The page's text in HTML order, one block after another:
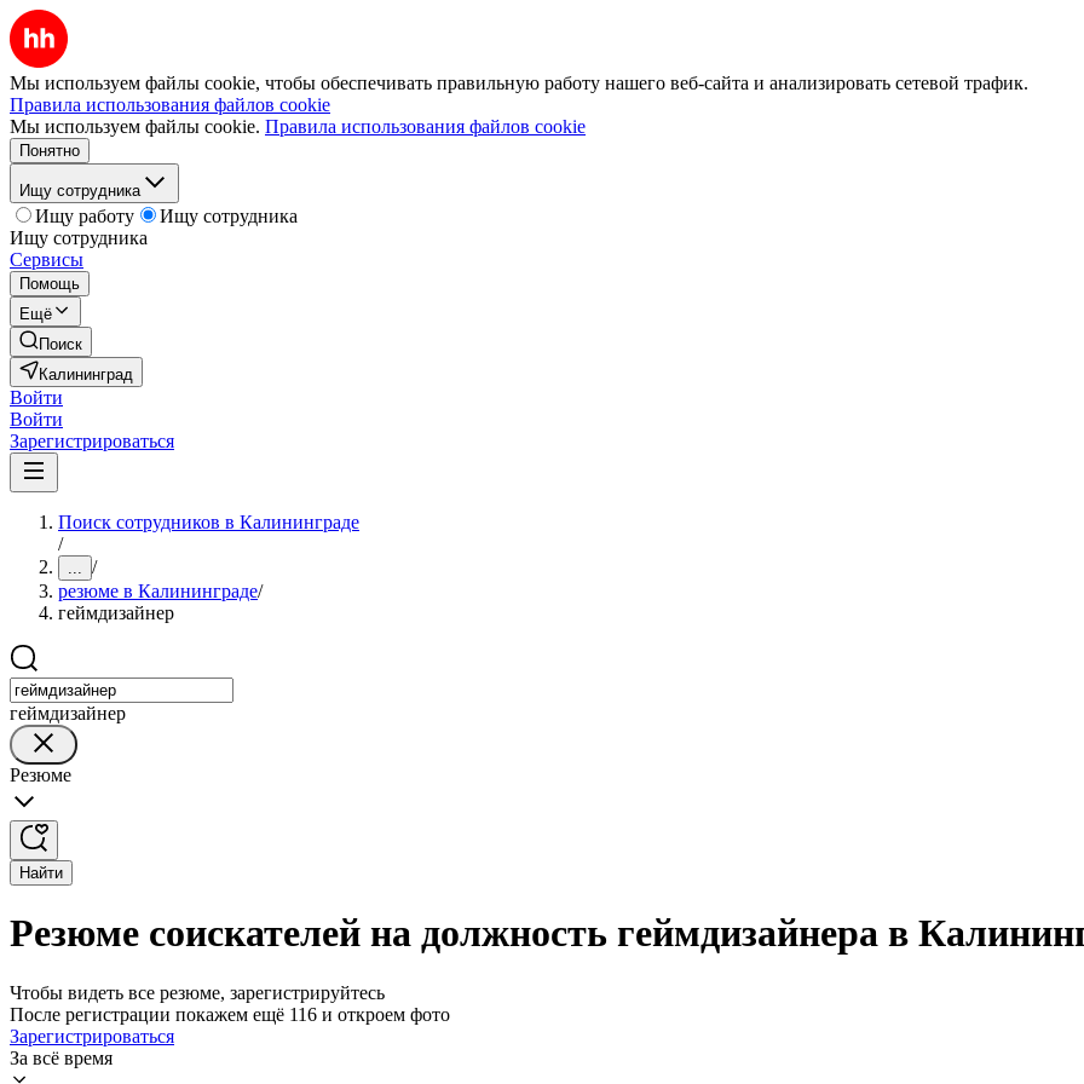
Мы используем файлы cookie, чтобы обеспечивать правильную работу нашего веб-сайта и анализировать сетевой трафик.
Правила использования файлов cookie
Мы используем файлы cookie. Правила использования файлов cookie
Понятно
Ищу сотрудника
Ищу работу
Ищу сотрудника
Ищу сотрудника
Сервисы
Помощь
Ещё
Поиск
Калининград
Войти
Войти
Зарегистрироваться
Поиск сотрудников в Калининграде
/
... /
резюме в Калининграде/
геймдизайнер
геймдизайнер
Резюме
Найти
Резюме соискателей на должность геймдизайнера в
Чтобы видеть все резюме, зарегистрируйтесь
После регистрации покажем ещё 116 и откроем фото
Зарегистрироваться
За всё время